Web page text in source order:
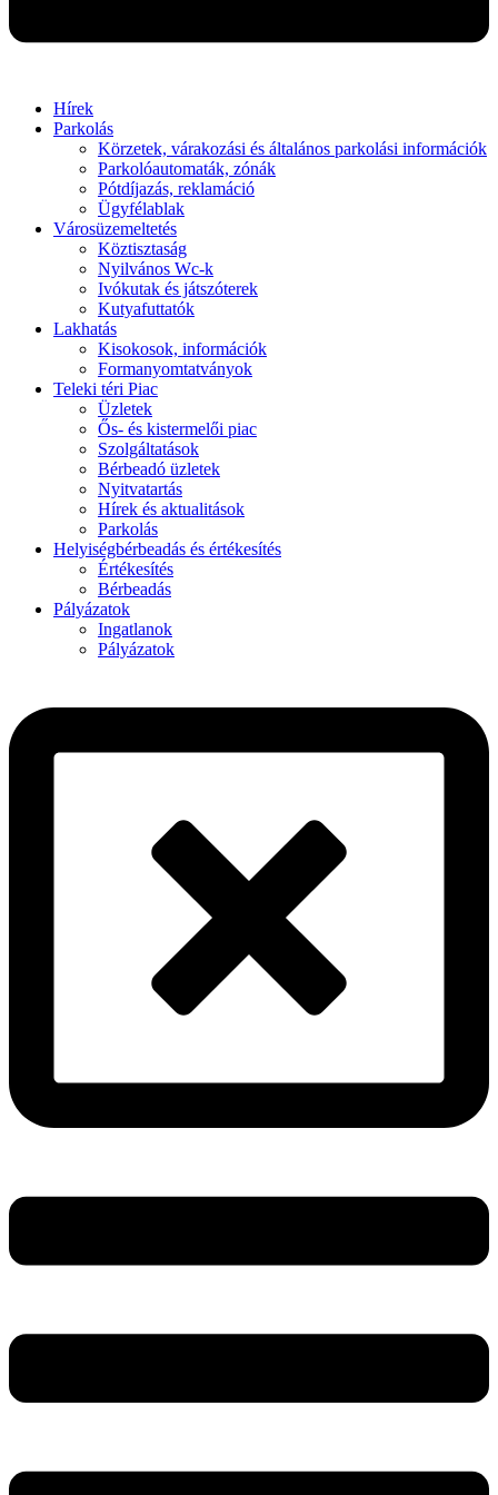
Hírek
Parkolás
Körzetek, várakozási és általános parkolási információk
Parkolóautomaták, zónák
Pótdíjazás, reklamáció
Ügyfélablak
Városüzemeltetés
Köztisztaság
Nyilvános Wc-k
Ivókutak és játszóterek
Kutyafuttatók
Lakhatás
Kisokosok, információk
Formanyomtatványok
Teleki téri Piac
Üzletek
Ős- és kistermelői piac
Szolgáltatások
Bérbeadó üzletek
Nyitvatartás
Hírek és aktualitások
Parkolás
Helyiségbérbeadás és értékesítés
Értékesítés
Bérbeadás
Pályázatok
Ingatlanok
Pályázatok
Menu